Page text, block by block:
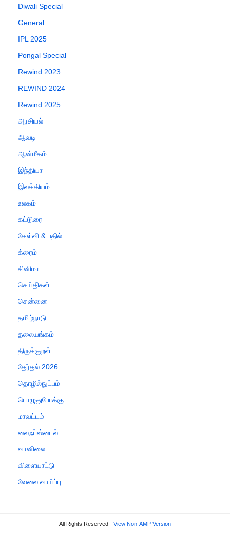
Diwali Special
General
IPL 2025
Pongal Special
Rewind 2023
REWIND 2024
Rewind 2025
அரசியல்
ஆவடி
ஆன்மீகம்
இந்தியா
இலக்கியம்
உலகம்
கட்டுரை
கேள்வி & பதில்
க்ரைம்
சினிமா
செய்திகள்
சென்னை
தமிழ்நாடு
தலையங்கம்
திருக்குறள்
தேர்தல் 2026
தொழில்நுட்பம்
பொழுதுபோக்கு
மாவட்டம்
லைஃப்ஸ்டைல்
வானிலை
விளையாட்டு
வேலை வாய்ப்பு
All Rights Reserved View Non-AMP Version